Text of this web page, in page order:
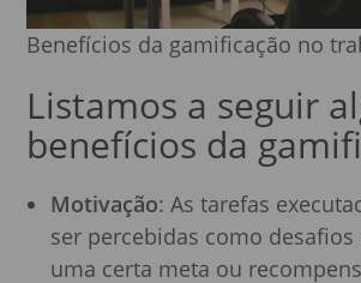
Benefícios da gamificação no
Listamos a seguir
benefícios da
Motivação: As tarefas
ser percebidas como desafios
uma certa meta ou